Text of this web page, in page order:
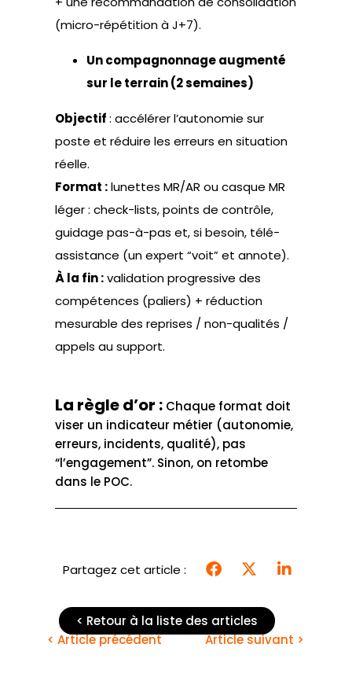
(micro-répétition à J+7).
Un compagnonnage augmenté
sur le terrain (2 semaines)
Objectif: accélérer l’autonomie sur
poste et réduire les erreurs en situation
réelle.
Format :lunettes MR/AR ou casque MR
léger : check-lists, points de contrôle,
guidage pas-à-pas et, si besoin, télé-
assistance (un expert “voit” et annote).
À la fin :validation progressive des
compétences (paliers) + réduction
mesurable des reprises / non-qualités /
appels au support.
La règle d’or : Chaque format doit
viser un indicateur métier (autonomie,
erreurs, incidents, qualité), pas
“l’engagement”. Sinon, on retombe
dans le POC.
Partagez cet article :
< Retour à la liste des articles
< Article précédent
Article suivant >